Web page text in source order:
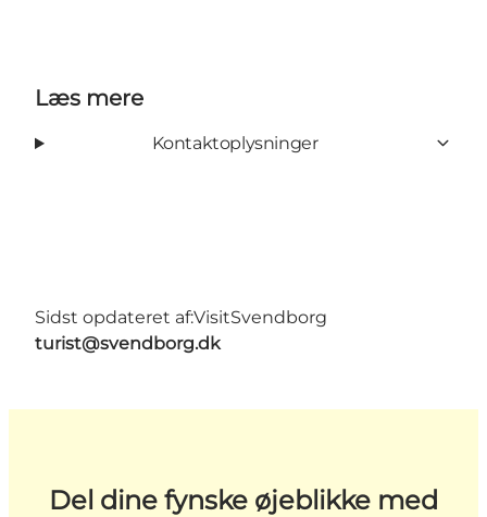
Læs mere
Kontaktoplysninger
Sidst opdateret af:VisitSvendborg
turist@svendborg.dk
Del dine fynske øjeblikke med